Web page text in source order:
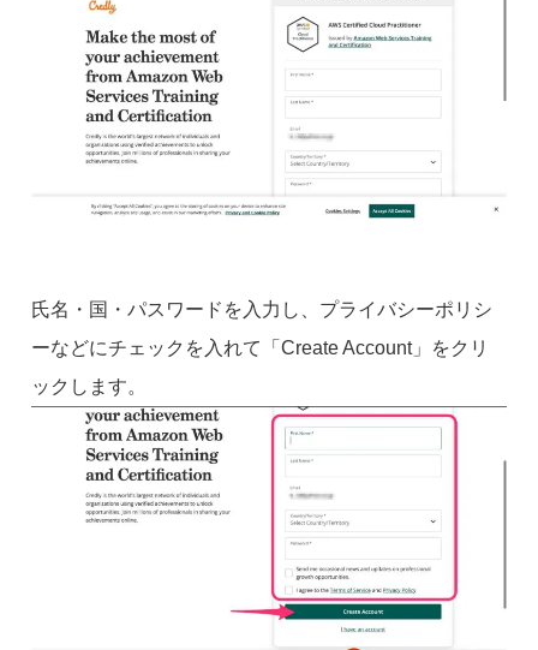
氏名・国・パスワードを入力し、プライバシーポリシ
ーなどにチェックを入れて「Create Account」をクリ
ックします。